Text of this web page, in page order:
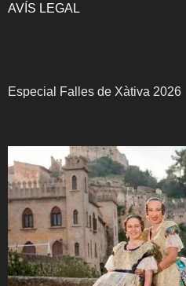
AVÍS LEGAL
Especial Falles de Xàtiva 2026